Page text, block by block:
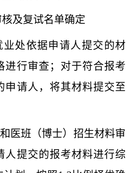
及复试名单确定
业处依据申请人提交的材
进行审查；对于符合报考
申请人，将其材料提交至
医班 （博士） 招生材料审
人提交的报考材料进行综